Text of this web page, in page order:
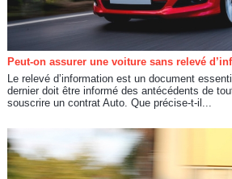
Peut-on assurer une voiture sans relevé
Le relevé d’information est un document
dernier doit être informé des antécédents de
souscrire un contrat Auto. Que précise-t-il...